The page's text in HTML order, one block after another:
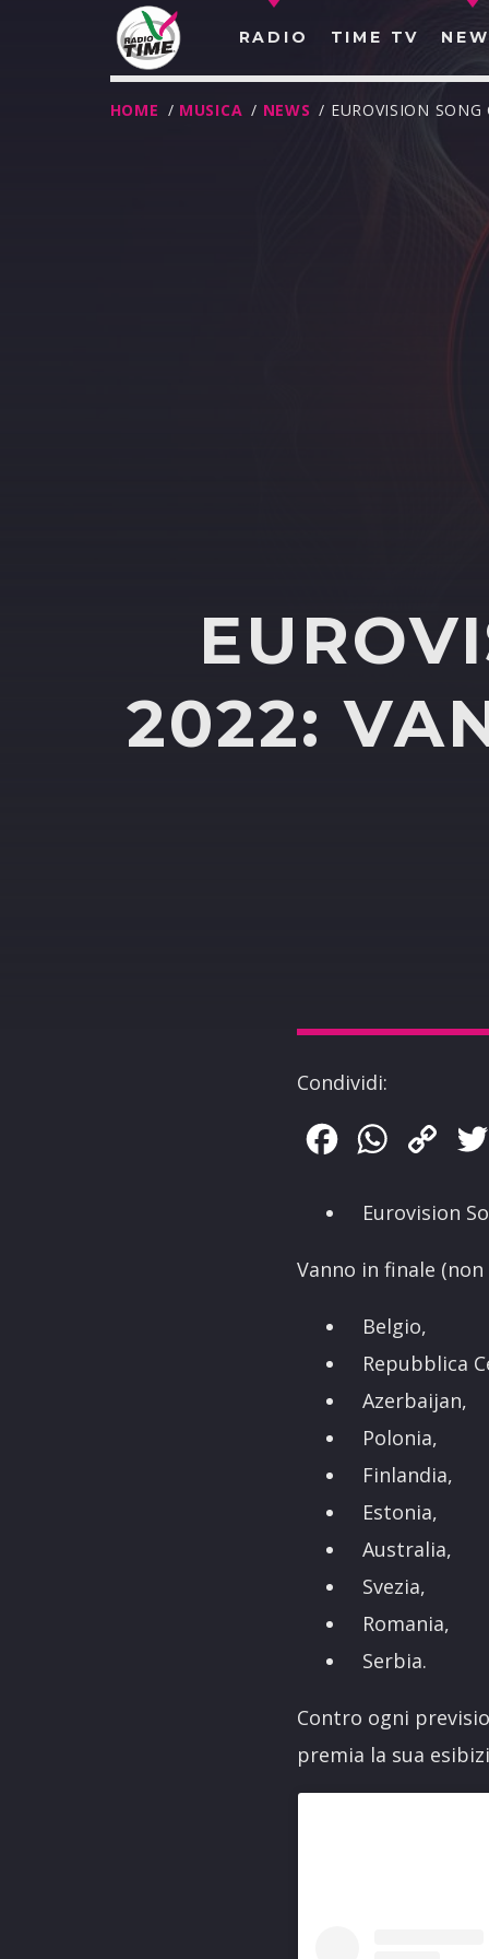
RADIO TIME TV
HOME / MUSICA / NEWS / EUROVISION
2022:
Condividi:
FacebookWhatsApp
Copy
Eurovision
Vanno in finale
Belgio,
Repubblica
Azerbaijan,
Polonia,
Finlandia,
Estonia,
Australia,
Svezia,
Romania,
Serbia.
Contro ogni
premia la sua